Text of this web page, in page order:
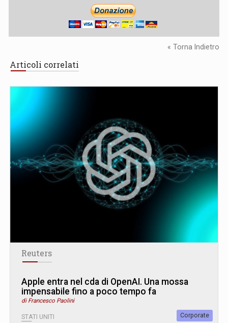
« Torna Indietro
Articoli correlati
Reuters
Apple entra nel cda di OpenAI. Una mossa
impensabile fino a poco tempo fa
di Francesco Paolini
STATI UNITI Corporate